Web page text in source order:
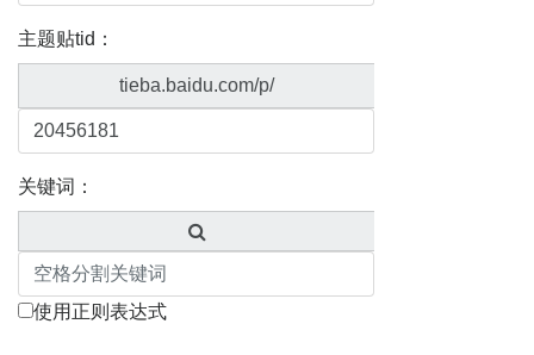
主题贴tid：
tieba.baidu.com/p/
关键词：
使用正则表达式